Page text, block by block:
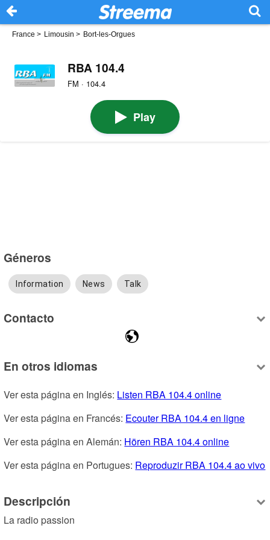
France > Limousin > Bort-les-Orgues
RBA 104.4
FM · 104.4
Play
Géneros
Information News Talk
Contacto
En otros idiomas
Ver esta página en Inglés: Listen RBA 104.4 online
Ver esta página en Francés: Ecouter RBA 104.4 en ligne
Ver esta página en Alemán: Hören RBA 104.4 online
Ver esta página en Portugues: Reproduzir RBA 104.4 ao vivo
Descripción
La radio passion